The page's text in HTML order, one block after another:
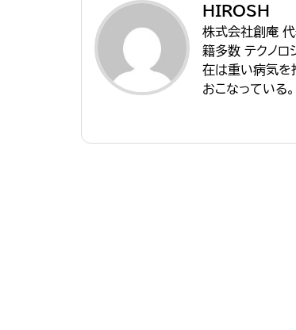
HIROSH
株式会社創庵
籍多数 テクノロ
在は重い病気を
おこなっている。